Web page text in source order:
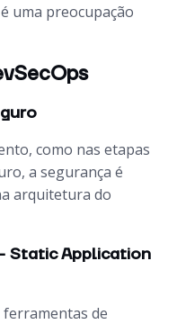
uma preocupação
como nas etapas
a segurança é
arquitetura do
Static Application
de